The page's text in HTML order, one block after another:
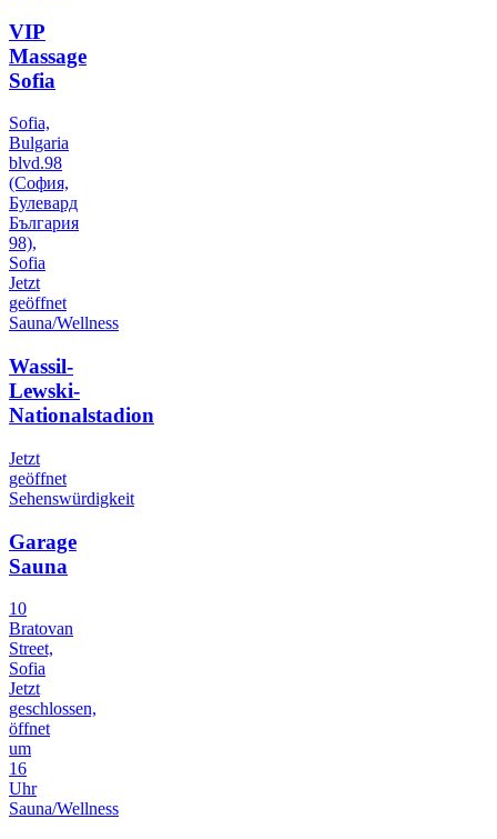
VIP
Massage
Sofia
Sofia,
Bulgaria
blvd.98
(София,
Булевард
България
98),
Sofia
Jetzt
geöffnet
Sauna/Wellness
Wassil-
Lewski-
Nationalstadion
Jetzt
geöffnet
Sehenswürdigkeit
Garage
Sauna
10
Bratovan
Street,
Sofia
Jetzt
geschlossen,
öffnet
um
16
Uhr
Sauna/Wellness